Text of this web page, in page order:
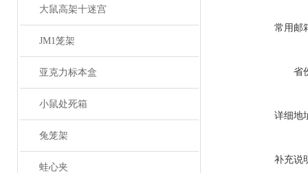
大鼠高架十迷宫
JM1笼架
亚克力标本盒
小鼠处死箱
兔笼架
蛙心夹
常用邮
省
详细地
补充说